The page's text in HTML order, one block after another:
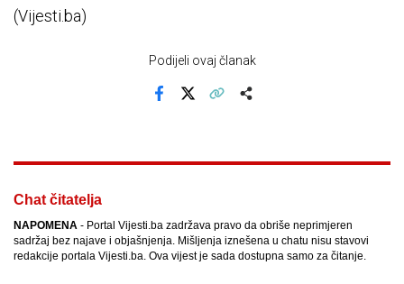
(Vijesti.ba)
Podijeli ovaj članak
Chat čitatelja
NAPOMENA - Portal Vijesti.ba zadržava pravo da obriše neprimjeren
sadržaj bez najave i objašnjenja. Mišljenja iznešena u chatu nisu stavovi
redakcije portala Vijesti.ba. Ova vijest je sada dostupna samo za čitanje.